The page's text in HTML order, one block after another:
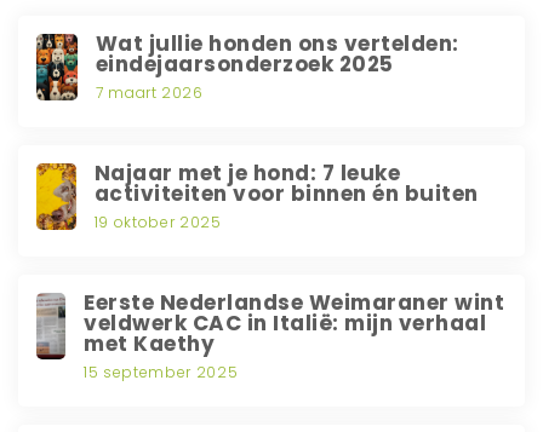
Wat jullie honden ons vertelden:
eindejaarsonderzoek 2025
7 maart 2026
Najaar met je hond: 7 leuke
activiteiten voor binnen én buiten
19 oktober 2025
Eerste Nederlandse Weimaraner wint
veldwerk CAC in Italië: mijn verhaal
met Kaethy
15 september 2025